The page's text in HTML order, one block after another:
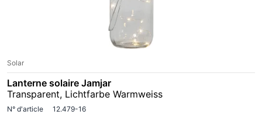
Solar
Lanterne solaire Jamjar
Transparent, Lichtfarbe Warmweiss
N° d'article 12.479-16